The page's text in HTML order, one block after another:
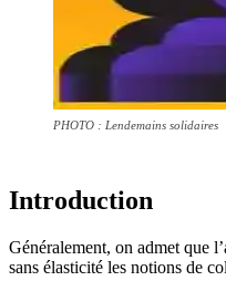
PHOTO : Lendemains solidaires
Introduction
Généralement, on admet que
sans élasticité les notions de